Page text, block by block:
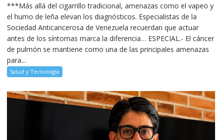
***Más allá del cigarrillo tradicional, amenazas como el vapeo y
el humo de leña elevan los diagnósticos. Especialistas de la
Sociedad Anticancerosa de Venezuela recuerdan que actuar
antes de los síntomas marca la diferencia… ESPECIAL.- El cáncer
de pulmón se mantiene como una de las principales amenazas
para...
Salud y Tecnología